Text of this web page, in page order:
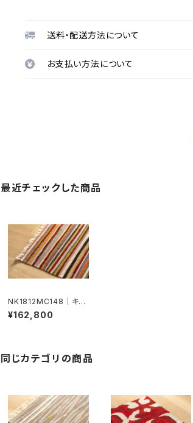
送料・配送方法について
お支払い方法について
最近チェックした商品
NK1812MC148｜キリ
ム
¥162,800
同じカテゴリの商品